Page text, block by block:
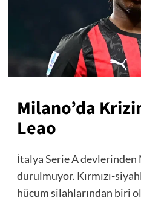
Milano’da
Leao
İtalya Serie A devlerinden
durulmuyor. Kırmızı-
hücum silahlarından biri